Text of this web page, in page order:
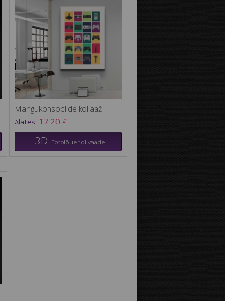
Mängukonsoolide kollaaž
Alates: 17.20 €
3D Fotolõuendi vaade